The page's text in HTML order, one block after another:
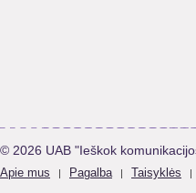
© 2026 UAB "Ieškok
Apie mus | Pagalba | Taisyklės |